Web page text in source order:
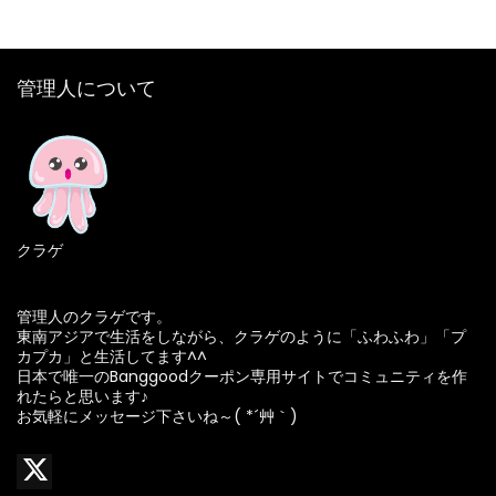
管理人について
クラゲ
管理人のクラゲです。
東南アジアで生活をしながら、クラゲのように「ふわふわ」「プ
カプカ」と生活してます^^
日本で唯一のBanggoodクーポン専用サイトでコミュニティを作
れたらと思います♪
お気軽にメッセージ下さいね～( *´艸｀)